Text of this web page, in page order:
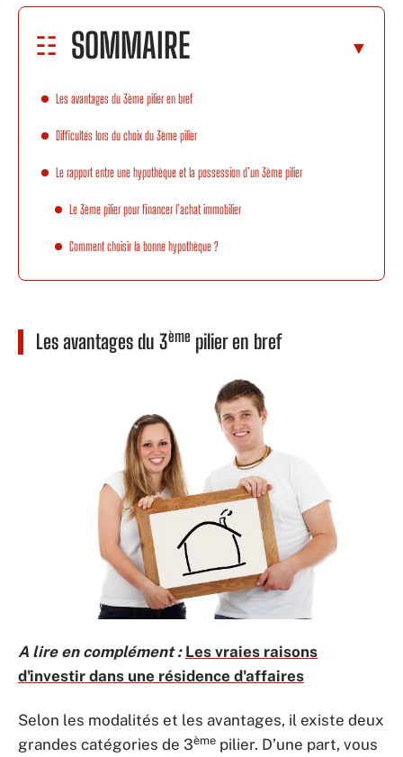
SOMMAIRE
Les avantages du 3ème pilier en bref
Difficultés lors du choix du 3ème pilier
Le rapport entre une hypothèque et la possession d’un 3ème pilier
Le 3ème pilier pour financer l’achat immobilier
Comment choisir la bonne hypothèque ?
Les avantages du 3ème pilier en bref
A lire en complément : Les vraies raisons
d'investir dans une résidence d'affaires
Selon les modalités et les avantages, il existe deux
grandes catégories de 3ème pilier. D’une part, vous